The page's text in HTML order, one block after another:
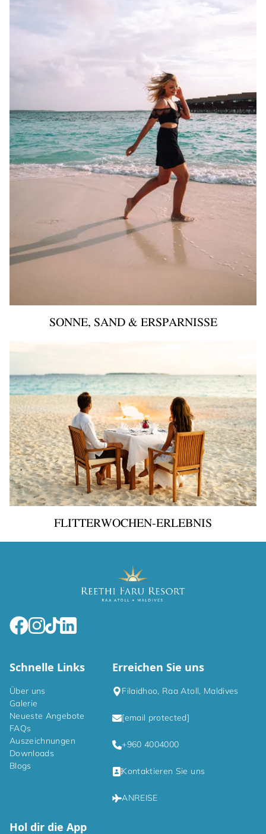
SONNE, SAND & ERSPARNISSE
FLITTERWOCHEN-ERLEBNIS
Schnelle Links
Über uns
Galerie
Neueste Angebote
FAQs
Auszeichnungen
Downloads
Blogs
Erreichen Sie uns
Filaidhoo, Raa Atoll, Maldives
[email protected]
+960 4004000
Kontaktieren Sie uns
ANREISE
Hol dir die App